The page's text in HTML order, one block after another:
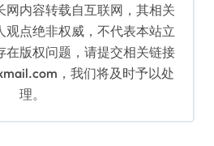
网内容转载自互联网，其相关
观点绝非权威，不代表本站立
在版权问题，请提交相关链接
，我们将及时予以处
理。